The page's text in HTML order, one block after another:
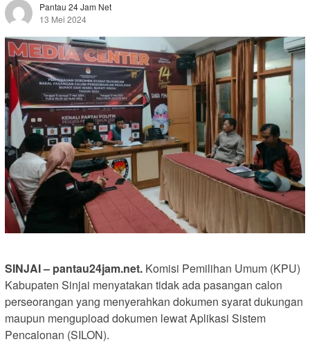
Pantau 24 Jam Net
13 Mei 2024
SINJAI – pantau24jam.net. Komisi Pemilihan Umum (KPU)
Kabupaten Sinjai menyatakan tidak ada pasangan calon
perseorangan yang menyerahkan dokumen syarat dukungan
maupun mengupload dokumen lewat Aplikasi Sistem
Pencalonan (SILON).